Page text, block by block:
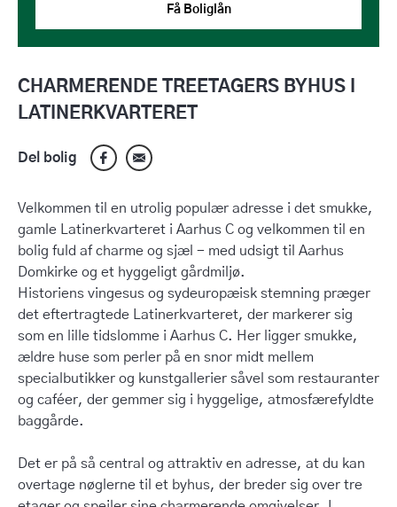
CHARMERENDE TREETAGERS BYHUS I
LATINERKVARTERET
Del bolig
Velkommen til en utrolig populær adresse i det smukke,
gamle Latinerkvarteret i Aarhus C og velkommen til en
bolig fuld af charme og sjæl - med udsigt til Aarhus
Domkirke og et hyggeligt gårdmiljø.
Historiens vingesus og sydeuropæisk stemning præger
det eftertragtede Latinerkvarteret, der markerer sig
som en lille tidslomme i Aarhus C. Her ligger smukke,
ældre huse som perler på en snor midt mellem
specialbutikker og kunstgallerier såvel som restauranter
og caféer, der gemmer sig i hyggelige, atmosfærefyldte
baggårde.
Det er på så central og attraktiv en adresse, at du kan
overtage nøglerne til et byhus, der breder sig over tre
Få Boliglån